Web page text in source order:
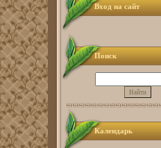
Вход на сайт
Поиск
Календарь